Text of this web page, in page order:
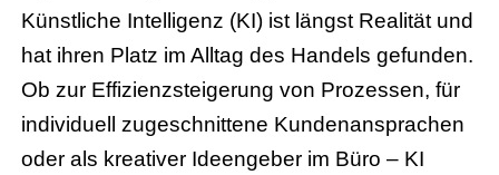
Künstliche Intelligenz (KI) ist längst Realität und
hat ihren Platz im Alltag des Handels gefunden.
Ob zur Effizienzsteigerung von Prozessen, für
individuell zugeschnittene Kundenansprachen
oder als kreativer Ideengeber im Büro – KI